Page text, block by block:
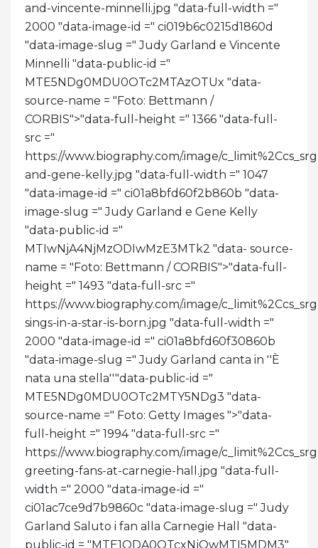
and-vincente-minnelli.jpg "data-full-width ="
2000 "data-image-id =" ci019b6c0215d1860d
"data-image-slug =" Judy Garland e Vincente
Minnelli "data-public-id ="
MTE5NDg0MDU0OTc2MTAzOTUx "data-
source-name = "Foto: Bettmann /
CORBIS">"data-full-height =" 1366 "data-full-
src ="
https://www.biography.com/.image/
and-gene-kelly.jpg "data-full-width =" 1047
"data-image-id =" ci01a8bfd60f2b860b "data-
image-slug =" Judy Garland e Gene Kelly
"data-public-id ="
MTIwNjA4NjMzODIwMzE3MTk2 "data- source-
name = "Foto: Bettmann / CORBIS">"data-full-
height =" 1493 "data-full-src ="
https://www.biography.com/.image/
sings-in-a-star-is-born.jpg "data-full-width ="
2000 "data-image-id =" ci01a8bfd60f30860b
"data-image-slug =" Judy Garland canta in ''È
nata una stella''"data-public-id ="
MTE5NDg0MDU0OTc2MTY5NDg3 "data-
source-name =" Foto: Getty Images ">"data-
full-height =" 1994 "data-full-src ="
https://www.biography.com/.image/
greeting-fans-at-carnegie-hall.jpg "data-full-
width =" 2000 "data-image-id ="
ci01ac7ce9d7b9860c "data-image-slug =" Judy
Garland Saluto i fan alla Carnegie Hall "data-
public-id = "MTE1ODA0OTcxNjQwMTI5MDM3"